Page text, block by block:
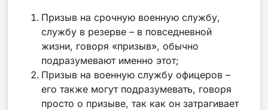
Призыв на срочную военную службу,
службу в резерве – в повседневной
жизни, говоря «призыв», обычно
подразумевают именно этот;
Призыв на военную службу офицеров –
его также могут подразумевать, говоря
просто о призыве, так как он затрагивает